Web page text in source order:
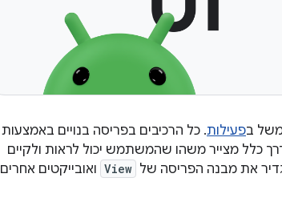
בפעילות. כל הרכיבים בפריסה בנויים באמצעות
כלל מצייר משהו שהמשתמש יכול לראות ולקיים
את מבנה הפריסה של View ואובייקטים אחרים